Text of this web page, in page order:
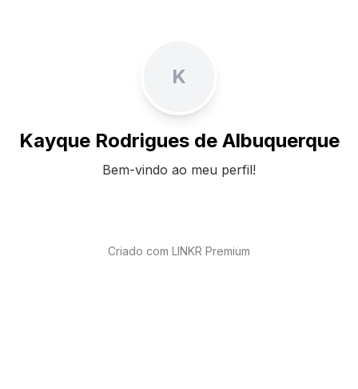
K
Kayque Rodrigues de Albuquerque
Bem-vindo ao meu perfil!
Criado com LINKR Premium